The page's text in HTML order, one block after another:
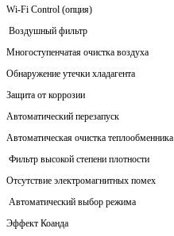
Wi-Fi Control (опция)
Воздушный фильтр
Многоступенчатая очистка воздуха
Обнаружение утечки хладагента
Защита от коррозии
Автоматический перезапуск
Автоматическая очистка теплообменника
Фильтр высокой степени плотности
Отсутствие электромагнитных помех
Автоматический выбор режима
Эффект Коанда